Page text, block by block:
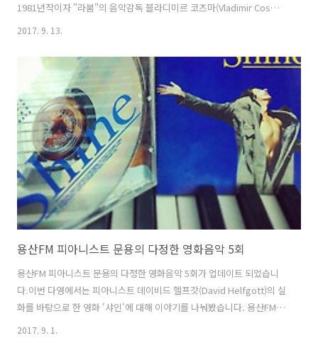
1981년작이자 "라붐"의 음악감독 블라디미르 코즈마(Vladimir Cosma)
의 음악이 돋보이는영화 '디바'에 대해 이야기를 나눠봤습니다. 이번 다
FM 피아니스트 문용의 다정한 영화음악 6회를 들어보시기 바랍니다. 팟
티: https://www.podty.me/episode/14229916팟빵:
http://www.podbbang.com/ch/7604?e=22393920 신청곡은 용산
FM 팟빵 댓글이나 인스타그램 djmoonyong 으로 받습니다.
2017. 9. 13.
용산FM 피아니스트 문용의 다정한 영화음악 5회
용산FM 피아니스트 문용의 다정한 영화음악 5회가 업데이트 되었습니
다.이번 다영에서는 피아니스트 데이비드 헬프갓(David Helfgott)의 실
화를 바탕으로 한 영화 '샤인'에 대해 이야기를 나눠봤습니다. 용산FM 이
2017. 9. 1.